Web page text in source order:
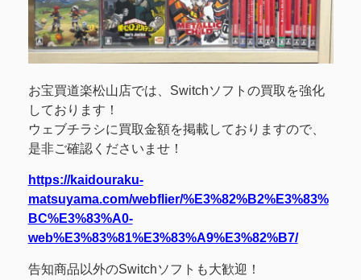
お宝買道楽松山店では、Switchソフトの買取を強化
しております！
ウェブチラシに買取金額を掲載しておりますので、
是非ご確認くださいませ！
https://kaidouraku-
matsuyama.com/webflier/%E3%82%B2%E3%83%
BC%E3%83%A0-
web%E3%83%81%E3%83%A9%E3%82%B7/
告知商品以外のSwitchソフトも大歓迎！